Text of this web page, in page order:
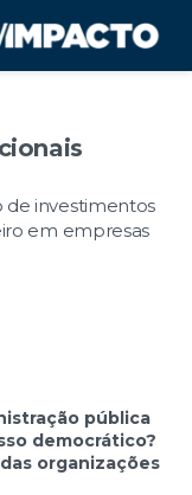
de investimentos
em empresas
pública
democrático?
organizações